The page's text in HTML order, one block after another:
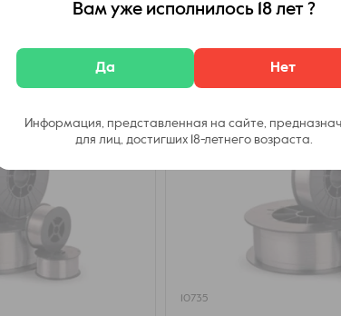
10735
Вам уже исполнилось 18 лет ?
Да Нет
Информация, представленная на сайте,
для лиц, достигших 18-летнего возраста.